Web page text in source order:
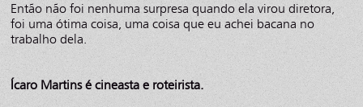
Então não foi nenhuma surpresa quando ela virou diretora,
foi uma ótima coisa, uma coisa que eu achei bacana no
trabalho dela.
Ícaro Martins é cineasta e roteirista.